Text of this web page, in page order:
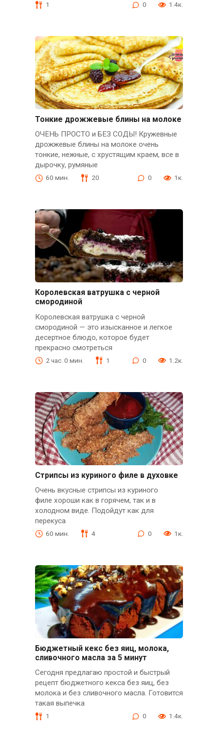
1 0 1.4к.
Тонкие дрожжевые блины на молоке
ОЧЕНЬ ПРОСТО и БЕЗ СОДЫ! Кружевные
дрожжевые блины на молоке очень
тонкие, нежные, с хрустящим краем, все в
дырочку, румяные
60 мин. 20 0 1к.
Королевская ватрушка с черной
смородиной
Королевская ватрушка с черной
смородиной — это изысканное и легкое
десертное блюдо, которое будет
прекрасно смотреться
2 час. 0 мин. 1 0 1.2к.
Стрипсы из куриного филе в духовке
Очень вкусные стрипсы из куриного
филе хороши как в горячем, так и в
холодном виде. Подойдут как для
перекуса
60 мин. 4 0 1к.
Бюджетный кекс без яиц, молока,
сливочного масла за 5 минут
Сегодня предлагаю простой и быстрый
рецепт бюджетного кекса без яиц, без
молока и без сливочного масла. Готовится
такая выпечка
1 0 1.4к.